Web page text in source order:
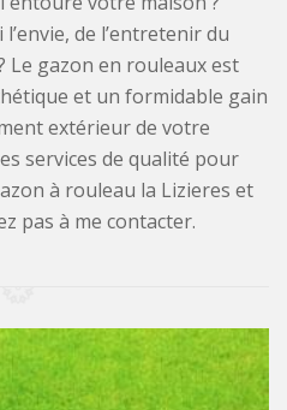
de l’entretenir du
Le gazon en rouleaux est
et un formidable gain
extérieur de votre
services de qualité pour
à rouleau la Lizieres et
pas à me contacter.